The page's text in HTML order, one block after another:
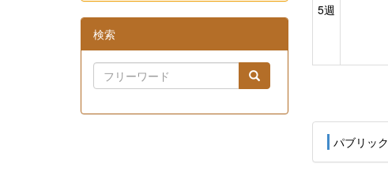
5週
パブリック
検索